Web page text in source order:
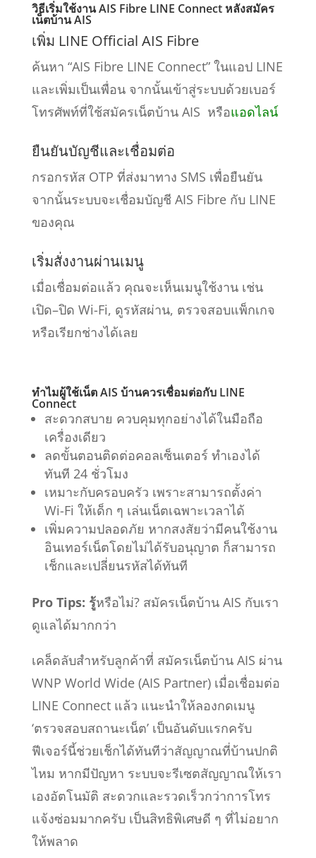
วิธีเริ่มใช้งาน AIS Fibre LINE Connect หลังสมัคร
เน็ตบ้าน AIS
เพิ่ม LINE Official AIS Fibre
ค้นหา “AIS Fibre LINE Connect” ในแอป LINE
และเพิ่มเป็นเพื่อน จากนั้นเข้าสู่ระบบด้วยเบอร์
โทรศัพท์ที่ใช้สมัครเน็ตบ้าน AIS หรือแอดไลน์
ยืนยันบัญชีและเชื่อมต่อ
กรอกรหัส OTP ที่ส่งมาทาง SMS เพื่อยืนยัน
จากนั้นระบบจะเชื่อมบัญชี AIS Fibre กับ LINE
ของคุณ
เริ่มสั่งงานผ่านเมนู
เมื่อเชื่อมต่อแล้ว คุณจะเห็นเมนูใช้งาน เช่น
เปิด–ปิด Wi-Fi, ดูรหัสผ่าน, ตรวจสอบแพ็กเกจ
หรือเรียกช่างได้เลย
ทำไมผู้ใช้เน็ต AIS บ้านควรเชื่อมต่อกับ LINE
Connect
สะดวกสบาย ควบคุมทุกอย่างได้ในมือถือ
เครื่องเดียว
ลดขั้นตอนติดต่อคอลเซ็นเตอร์ ทำเองได้
ทันที 24 ชั่วโมง
เหมาะกับครอบครัว เพราะสามารถตั้งค่า
Wi-Fi ให้เด็ก ๆ เล่นเน็ตเฉพาะเวลาได้
เพิ่มความปลอดภัย หากสงสัยว่ามีคนใช้งาน
อินเทอร์เน็ตโดยไม่ได้รับอนุญาต ก็สามารถ
เช็กและเปลี่ยนรหัสได้ทันที
Pro Tips: รู้หรือไม่? สมัครเน็ตบ้าน AIS กับเรา
ดูแลได้มากกว่า
เคล็ดลับสำหรับลูกค้าที่ สมัครเน็ตบ้าน AIS ผ่าน
WNP World Wide (AIS Partner) เมื่อเชื่อมต่อ
LINE Connect แล้ว แนะนำให้ลองกดเมนู
‘ตรวจสอบสถานะเน็ต’ เป็นอันดับแรกครับ
ฟีเจอร์นี้ช่วยเช็กได้ทันทีว่าสัญญาณที่บ้านปกติ
ไหม หากมีปัญหา ระบบจะรีเซตสัญญาณให้เรา
เองอัตโนมัติ สะดวกและรวดเร็วกว่าการโทร
แจ้งซ่อมมากครับ เป็นสิทธิพิเศษดี ๆ ที่ไม่อยาก
ให้พลาด